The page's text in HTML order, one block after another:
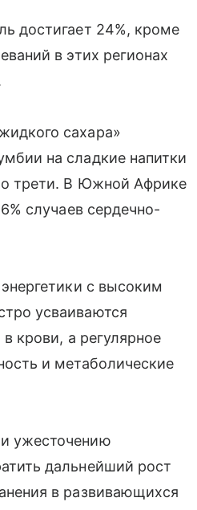
достигает 24%, кроме
в этих регионах
сахара»
на сладкие напитки
трети. В Южной Африке
случаев сердечно-
с высоким
усваиваются
крови, а регулярное
и метаболические
ужесточению
дальнейший рост
в развивающихся